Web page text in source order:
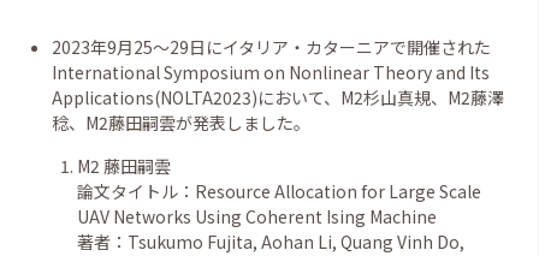
2023年9月25〜29日にイタリア・カターニアで開催された
International Symposium on Nonlinear Theory and Its
Applications(NOLTA2023)において、M2杉山真規、M2藤澤
稔、M2藤田嗣雲が発表しました。
M2 藤田嗣雲
論文タイトル：Resource Allocation for Large Scale
UAV Networks Using Coherent Ising Machine
著者：Tsukumo Fujita, Aohan Li, Quang Vinh Do,